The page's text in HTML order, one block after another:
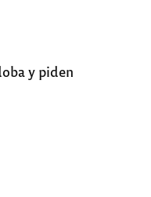
y piden